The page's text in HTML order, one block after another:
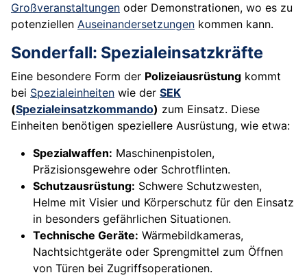
Großveranstaltungen oder Demonstrationen, wo es zu
potenziellen Auseinandersetzungen kommen kann.
Sonderfall: Spezialeinsatzkräfte
Eine besondere Form der Polizeiausrüstung kommt
bei Spezialeinheiten wie der SEK
(Spezialeinsatzkommando) zum Einsatz. Diese
Einheiten benötigen speziellere Ausrüstung, wie etwa:
Spezialwaffen: Maschinenpistolen,
Präzisionsgewehre oder Schrotflinten.
Schutzausrüstung: Schwere Schutzwesten,
Helme mit Visier und Körperschutz für den Einsatz
in besonders gefährlichen Situationen.
Technische Geräte: Wärmebildkameras,
Nachtsichtgeräte oder Sprengmittel zum Öffnen
von Türen bei Zugriffsoperationen.